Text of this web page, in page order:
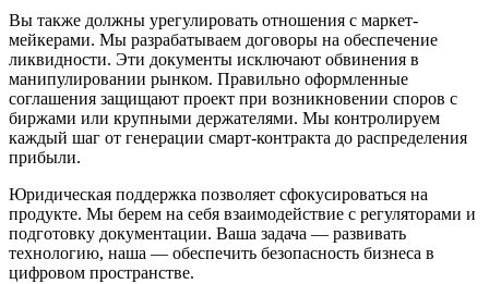
Вы также должны урегулировать отношения с маркет-
мейкерами. Мы разрабатываем договоры на обеспечение
ликвидности. Эти документы исключают обвинения в
манипулировании рынком. Правильно оформленные
соглашения защищают проект при возникновении споров с
биржами или крупными держателями. Мы контролируем
каждый шаг от генерации смарт-контракта до распределения
прибыли.
Юридическая поддержка позволяет сфокусироваться на
продукте. Мы берем на себя взаимодействие с регуляторами и
подготовку документации. Ваша задача — развивать
технологию, наша — обеспечить безопасность бизнеса в
цифровом пространстве.